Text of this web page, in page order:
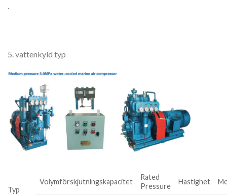
5. vattenkyld typ
Typ
Volymförskjutningskapacitet
Rated
Pressure
Hastighet